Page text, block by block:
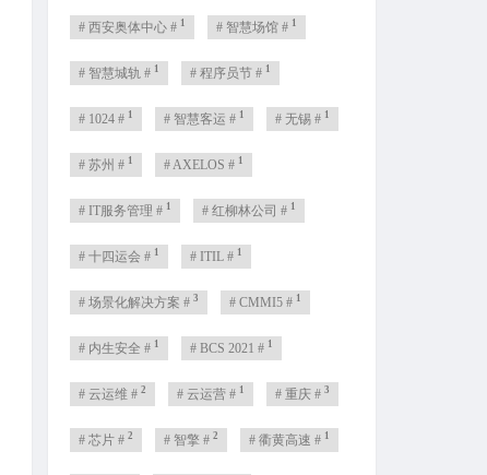
# 西安奥体中心 # 1 # 智慧场馆 # 1
# 智慧城轨 # 1 # 程序员节 # 1
# 1024 # 1 # 智慧客运 # 1 # 无锡 # 1
# 苏州 # 1 # AXELOS # 1
# IT服务管理 # 1 # 红柳林公司 # 1
# 十四运会 # 1 # ITIL # 1
# 场景化解决方案 # 3 # CMMI5 # 1
# 内生安全 # 1 # BCS 2021 # 1
# 云运维 # 2 # 云运营 # 1 # 重庆 # 3
# 芯片 # 2 # 智擎 # 2 # 衢黄高速 # 1